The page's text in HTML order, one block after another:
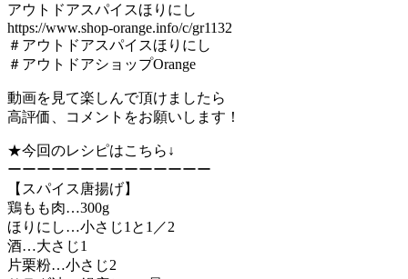
アウトドアスパイスほりにし
https://www.shop-orange.info/c/gr1132
＃アウトドアスパイスほりにし
＃アウトドアショップOrange
動画を見て楽しんで頂けましたら
高評価、コメントをお願いします！
★今回のレシピはこちら↓
ーーーーーーーーーーーーーー
【スパイス唐揚げ】
鶏もも肉…300g
ほりにし…小さじ1と1／2
酒…大さじ1
片栗粉…小さじ2